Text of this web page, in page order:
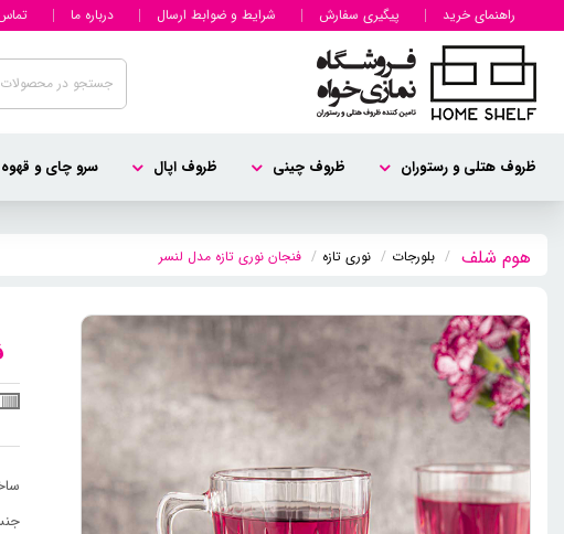
راهنمای خرید پیگیری سفارش شرایط و ضوابط ارسال درباره ما
ظروف هتلی و رستوران ظروف چینی ظروف اپال سرو چای و قهوه
بلورجات نوری تازه فنجان نوری تازه مدل لنسر